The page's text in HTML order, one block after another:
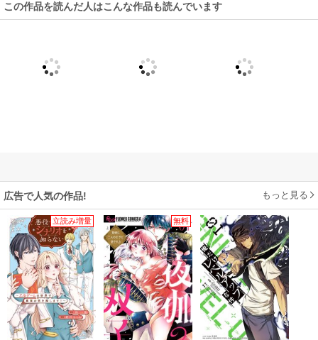
この作品を読んだ人はこんな作品も読んでいます
広告で人気の作品! もっと見る
立読み増量 無料